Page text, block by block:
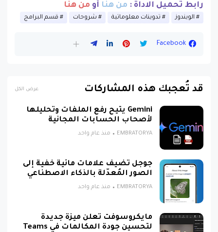
رابط تحميل الاداة : من هنا أو من هنا
الويندوز تدوينات معلوماتية شروحات قسم البرامج
Facebook
قد تُعجبك هذه المشاركات عرض الكل
Gemini يتيح رفع الملفات وتحليلها
لأصحاب الحسابات المجانية
EMBRATORYA منذ عام واحد
جوجل تضيف علامات مائية خفية إلى
الصور المُعدّلة بالذكاء الاصطناعي
EMBRATORYA منذ عام واحد
مايكروسوفت تعلن ميزة جديدة
لتحسين جودة المكالمات في Teams